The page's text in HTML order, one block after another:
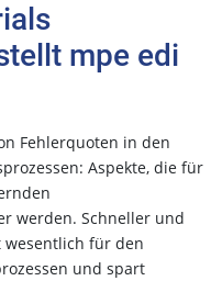
mpe edi
Fehlerquoten in den
Aspekte, die für
werden. Schneller und
wesentlich für den
und spart